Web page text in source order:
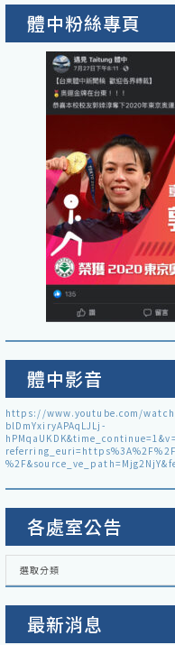
體中粉絲專頁
體中影音
https://www.youtube.com/
blDmYxiryAPAqLJLj-
各處室公告
各
室
選取分類
最新消息